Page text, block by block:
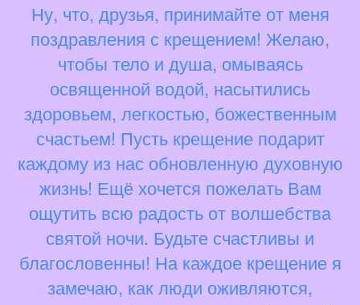
Ну, что, друзья, принимайте от меня
поздравления с крещением! Желаю,
чтобы тело и душа, омываясь
освященной водой, насытились
здоровьем, легкостью, божественным
счастьем! Пусть крещение подарит
каждому из нас обновленную духовную
жизнь! Ещё хочется пожелать Вам
ощутить всю радость от волшебства
святой ночи. Будьте счастливы и
благословенны! На каждое крещение я
замечаю, как люди оживляются,